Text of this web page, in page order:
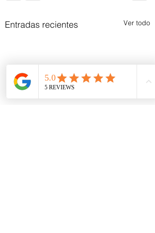
Entradas recientes Ver todo